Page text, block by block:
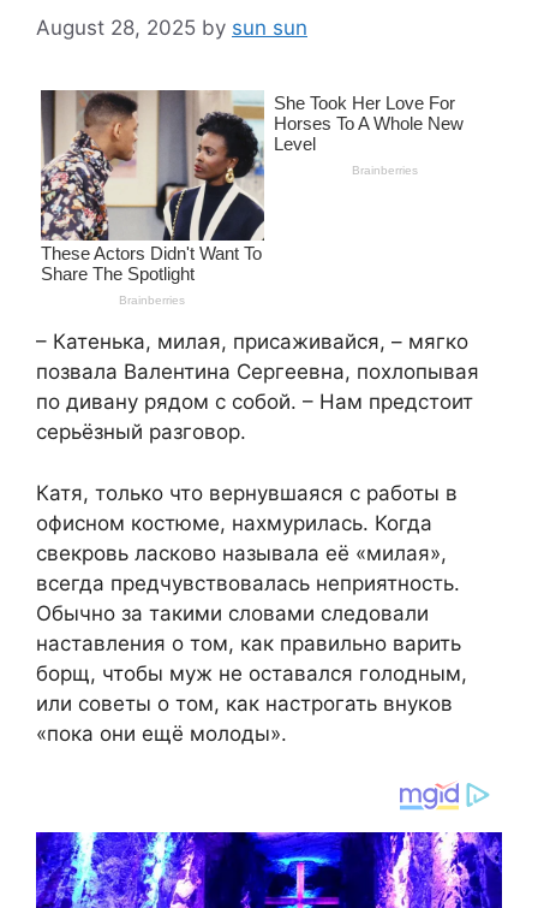
August 28, 2025 by sun sun
– Катенька, милая, присаживайся, – мягко
позвала Валентина Сергеевна, похлопывая
по дивану рядом с собой. – Нам предстоит
серьёзный разговор.
Катя, только что вернувшаяся с работы в
офисном костюме, нахмурилась. Когда
свекровь ласково называла её «милая»,
всегда предчувствовалась неприятность.
Обычно за такими словами следовали
наставления о том, как правильно варить
борщ, чтобы муж не оставался голодным,
или советы о том, как настрогать внуков
«пока они ещё молоды».